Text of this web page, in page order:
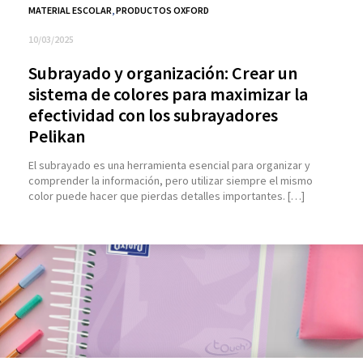
MATERIAL ESCOLAR,PRODUCTOS OXFORD
10/03/2025
Subrayado y organización: Crear un
sistema de colores para maximizar la
efectividad con los subrayadores
Pelikan
El subrayado es una herramienta esencial para organizar y
comprender la información, pero utilizar siempre el mismo
color puede hacer que pierdas detalles importantes. […]